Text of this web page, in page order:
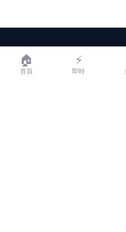
LIFE
LIFE 生活網是台灣領先的生活資
🏠
首頁
⚡
即時